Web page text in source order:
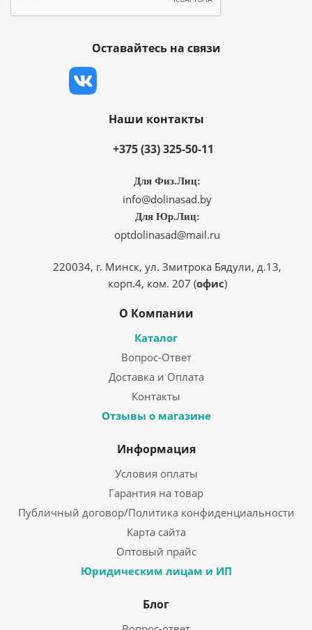
Оставайтесь на связи
Наши контакты
+375 (33) 325-50-11
Для Физ.Лиц:
info@dolinasad.by
Для Юр.Лиц:
optdolinasad@mail.ru
220034, г. Минск, ул. Змитрока Бядули, д.13,
корп.4, ком. 207 (офис)
О Компании
Каталог
Вопрос-Ответ
Доставка и Оплата
Контакты
Отзывы о магазине
Информация
Условия оплаты
Гарантия на товар
Публичный договор/Политика конфиденциальности
Карта сайта
Оптовый прайс
Юридическим лицам и ИП
Блог